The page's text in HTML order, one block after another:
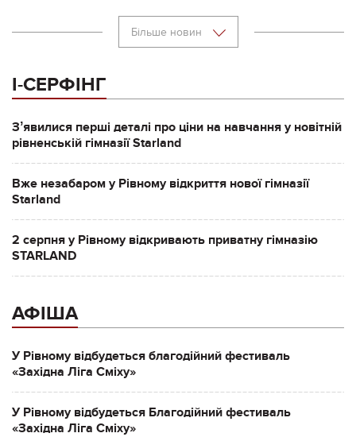
Більше новин
І-СЕРФІНГ
Зʼявилися перші деталі про ціни на навчання у новітній
рівненській гімназії Starland
Вже незабаром у Рівному відкриття нової гімназії
Starland
2 серпня у Рівному відкривають приватну гімназію
STARLAND
АФІША
У Рівному відбудеться благодійний фестиваль
«Західна Ліга Сміху»
У Рівному відбудеться Благодійний фестиваль
«Західна Ліга Сміху»